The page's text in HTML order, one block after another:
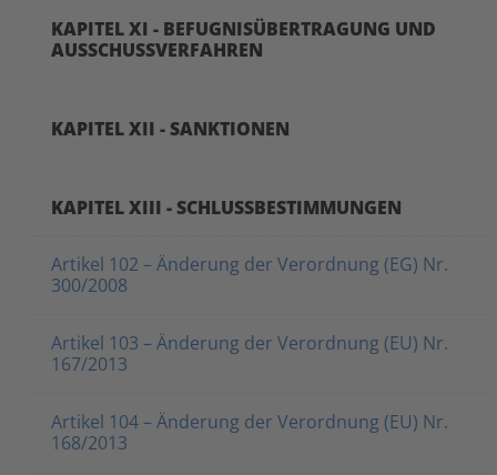
KAPITEL XI - BEFUGNISÜBERTRAGUNG UND
AUSSCHUSSVERFAHREN
KAPITEL XII - SANKTIONEN
KAPITEL XIII - SCHLUSSBESTIMMUNGEN
Artikel 102 – Änderung der Verordnung (EG) Nr.
300/2008
Artikel 103 – Änderung der Verordnung (EU) Nr.
167/2013
Artikel 104 – Änderung der Verordnung (EU) Nr.
168/2013